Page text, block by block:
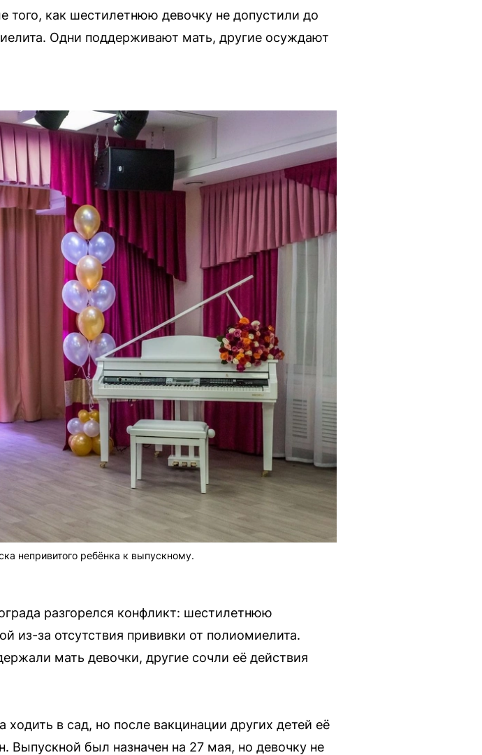
того, как шестилетнюю девочку не допустили до
Одни поддерживают мать, другие осуждают
непривитого ребёнка к выпускному.
разгорелся конфликт: шестилетнюю
из-за отсутствия прививки от полиомиелита.
мать девочки, другие сочли её действия
в сад, но после вакцинации других детей её
Выпускной был назначен на 27 мая, но девочку не